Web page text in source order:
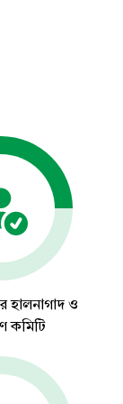
হালনাগাদ ও
কমিটি